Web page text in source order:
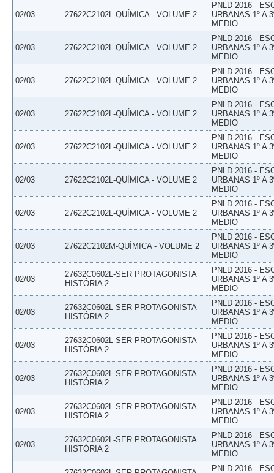
02/03 27622C2102L-QUÍMICA - VOLUME 2
PNLD 2016 -
URBANAS 1º A
MEDIO
02/03 27622C2102L-QUÍMICA - VOLUME 2
PNLD 2016 -
URBANAS 1º A
MEDIO
02/03 27622C2102L-QUÍMICA - VOLUME 2
PNLD 2016 -
URBANAS 1º A
MEDIO
02/03 27622C2102L-QUÍMICA - VOLUME 2
PNLD 2016 -
URBANAS 1º A
MEDIO
02/03 27622C2102L-QUÍMICA - VOLUME 2
PNLD 2016 -
URBANAS 1º A
MEDIO
02/03 27622C2102L-QUÍMICA - VOLUME 2
PNLD 2016 -
URBANAS 1º A
MEDIO
02/03 27622C2102L-QUÍMICA - VOLUME 2
PNLD 2016 -
URBANAS 1º A
MEDIO
02/03 27622C2102M-QUÍMICA - VOLUME 2
PNLD 2016 -
URBANAS 1º A
MEDIO
02/03
27632C0602L-SER PROTAGONISTA
HISTÓRIA 2
PNLD 2016 -
URBANAS 1º A
MEDIO
02/03
27632C0602L-SER PROTAGONISTA
HISTÓRIA 2
PNLD 2016 -
URBANAS 1º A
MEDIO
02/03
27632C0602L-SER PROTAGONISTA
HISTÓRIA 2
PNLD 2016 -
URBANAS 1º A
MEDIO
02/03
27632C0602L-SER PROTAGONISTA
HISTÓRIA 2
PNLD 2016 -
URBANAS 1º A
MEDIO
02/03
27632C0602L-SER PROTAGONISTA
HISTÓRIA 2
PNLD 2016 -
URBANAS 1º A
MEDIO
02/03
27632C0602L-SER PROTAGONISTA
HISTÓRIA 2
PNLD 2016 -
URBANAS 1º A
MEDIO
PNLD 2016 -